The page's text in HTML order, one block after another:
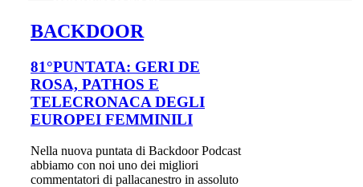
BACKDOOR
81°PUNTATA: GERI DE
ROSA, PATHOS E
TELECRONACA DEGLI
EUROPEI FEMMINILI
Nella nuova puntata di Backdoor Podcast
abbiamo con noi uno dei migliori
commentatori di pallacanestro in assoluto